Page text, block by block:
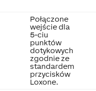
Połączone
wejście dla
5-ciu
punktów
dotykowych
zgodnie ze
standardem
przycisków
Loxone.